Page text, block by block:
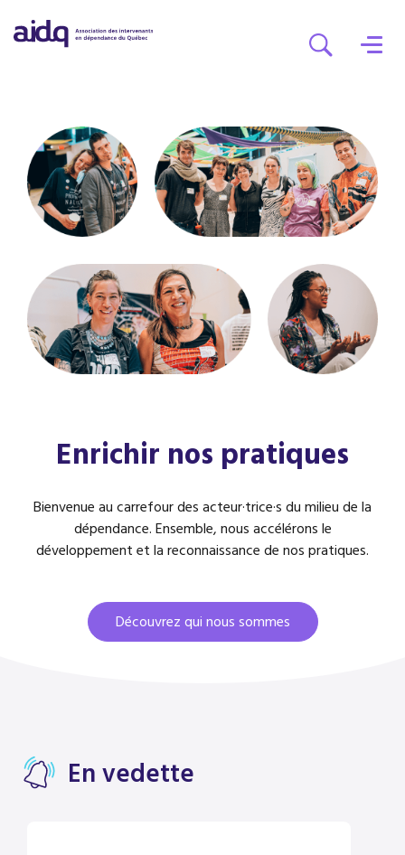
Enrichir nos pratiques
Bienvenue au carrefour des acteur·trice·s du milieu de la
dépendance. Ensemble, nous accélérons le
développement et la reconnaissance de nos pratiques.
Découvrez qui nous sommes
En vedette